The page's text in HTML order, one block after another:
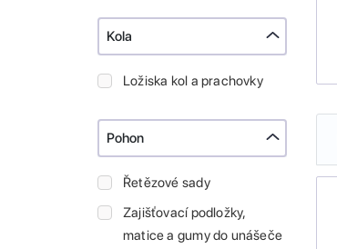
Kola
Ložiska kol a prachovky
Pohon
Řetězové sady
Zajišťovací podložky,
matice a gumy do unášeče